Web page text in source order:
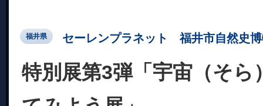
福井県 セーレンプラネット 福井市自然史
特別展第3弾「宇宙（そら